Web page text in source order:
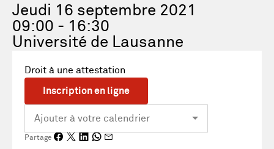
Jeudi 16 septembre 2021
09:00 - 16:30
Université de Lausanne
Droit à une attestation
Inscription en ligne
Partage